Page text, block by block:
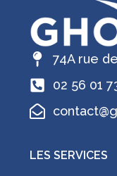
74A rue
02 56 01
LES SERVICES